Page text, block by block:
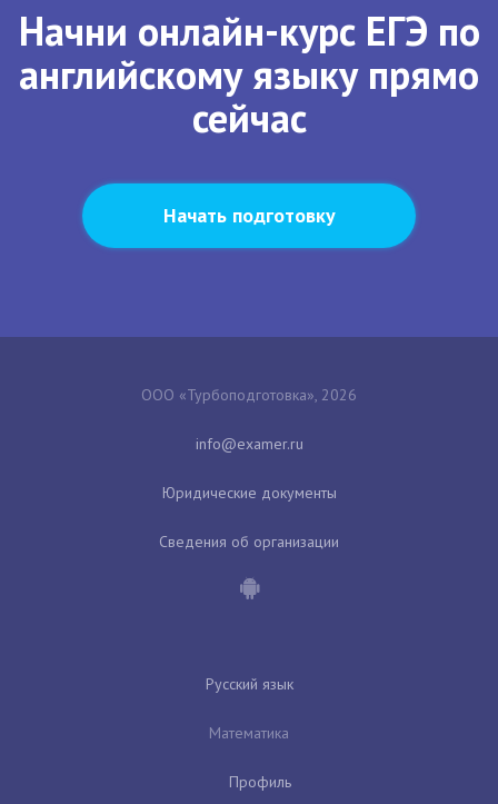
Начни онлайн-курс ЕГЭ по
английскому языку прямо
сейчас
Начать подготовку
ООО «Турбоподготовка», 2026
Юридические документы
Сведения об организации
Русский язык
Математика
Профиль